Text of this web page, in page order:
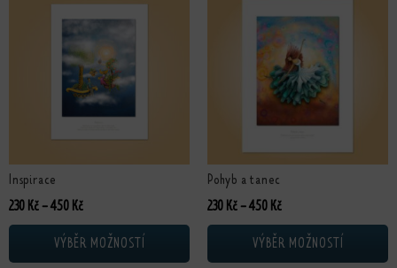
Inspirace
230 Kč –450 KčRozpětí cen: 230 Kč až 450 Kč
VÝBĚR MOŽNOSTÍ
Pohyb a tanec
230 Kč –450 KčRozpětí cen: 230 Kč až
VÝBĚR MOŽNOSTÍ